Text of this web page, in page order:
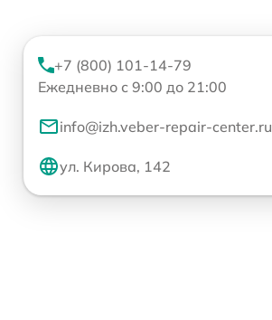
+7 (800) 101-14-79
Ежедневно с 9:00 до 21:00
info@izh.veber-repair-center.ru
ул. Кирова, 142